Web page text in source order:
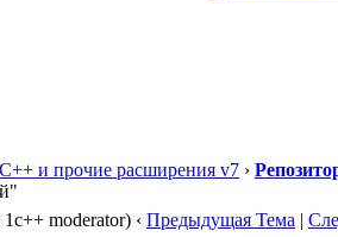
и прочие расширения v7 ›
moderator) ‹ Предыдущая Тема |